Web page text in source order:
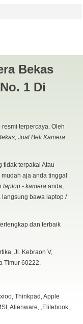
Bekas
1 Di
terpercaya. Oleh
Jual Beli Kamera
tidak terpakai Atau
mudah aja anda tinggal
laptop - kamera anda,
langsung bawa laptop /
dan terbaik
Jl. Kebraon V,
Timur 60222.
Thinkpad, Apple
Alienware, ,Elitebook,